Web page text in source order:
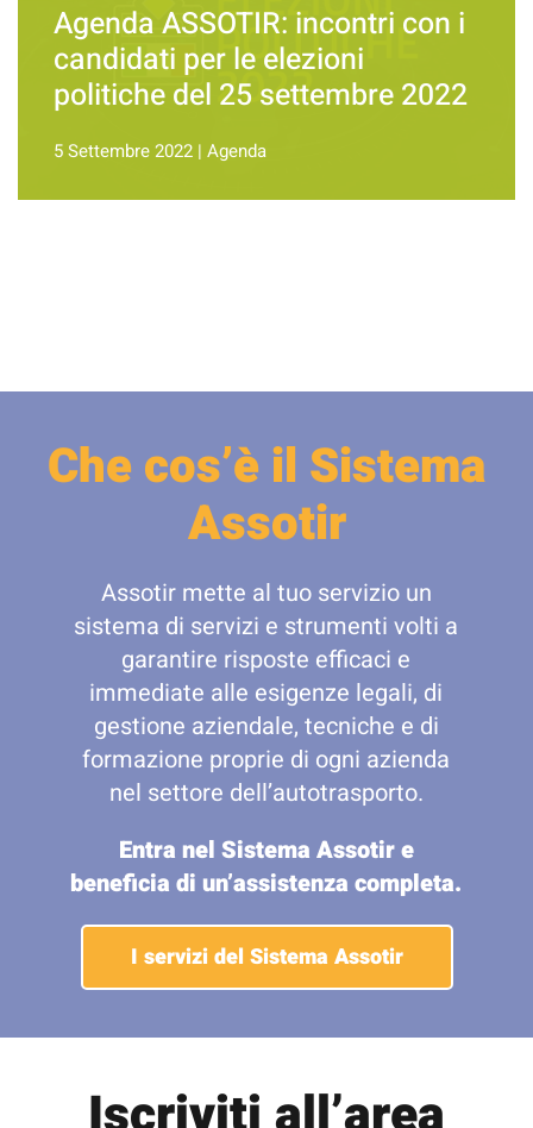
Agenda ASSOTIR: incontri con i
candidati per le elezioni
politiche del 25 settembre 2022
5 Settembre 2022 | Agenda
Che cos’è il Sistema
Assotir
Assotir mette al tuo servizio un
sistema di servizi e strumenti volti a
garantire risposte efficaci e
immediate alle esigenze legali, di
gestione aziendale, tecniche e di
formazione proprie di ogni azienda
nel settore dell’autotrasporto.
Entra nel Sistema Assotir e
beneficia di un’assistenza completa.
I servizi del Sistema Assotir